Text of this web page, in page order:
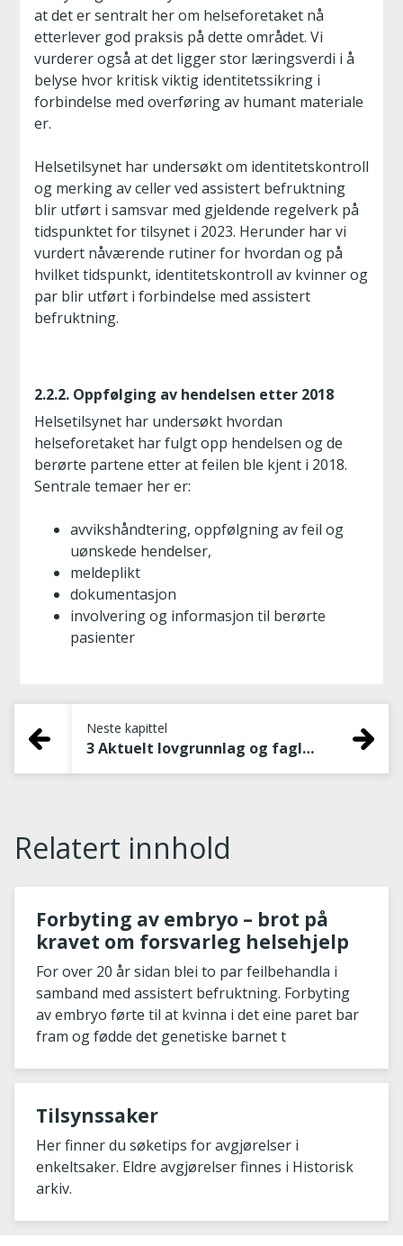
at det er sentralt her om helseforetaket nå
etterlever god praksis på dette området. Vi
vurderer også at det ligger stor læringsverdi i å
belyse hvor kritisk viktig identitetssikring i
forbindelse med overføring av humant materiale
er.
Helsetilsynet har undersøkt om identitetskontroll
og merking av celler ved assistert befruktning
blir utført i samsvar med gjeldende regelverk på
tidspunktet for tilsynet i 2023. Herunder har vi
vurdert nåværende rutiner for hvordan og på
hvilket tidspunkt, identitetskontroll av kvinner og
par blir utført i forbindelse med assistert
befruktning.
2.2.2. Oppfølging av hendelsen etter 2018
Helsetilsynet har undersøkt hvordan
helseforetaket har fulgt opp hendelsen og de
berørte partene etter at feilen ble kjent i 2018.
Sentrale temaer her er:
avvikshåndtering, oppfølgning av feil og
uønskede hendelser,
meldeplikt
dokumentasjon
involvering og informasjon til berørte
pasienter
Neste kapittel
3 Aktuelt lovgrunnlag og faglige normeringer
Relatert innhold
Forbyting av embryo – brot på
kravet om forsvarleg helsehjelp
For over 20 år sidan blei to par feilbehandla i
samband med assistert befruktning. Forbyting
av embryo førte til at kvinna i det eine paret bar
fram og fødde det genetiske barnet t
Tilsynssaker
Her finner du søketips for avgjørelser i
enkeltsaker. Eldre avgjørelser finnes i Historisk
arkiv.